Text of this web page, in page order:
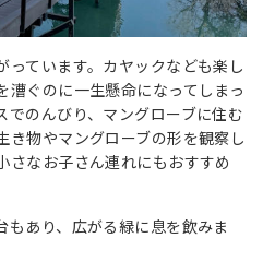
っています。カヤックなども楽し
漕ぐのに一生懸命になってしまっ
でのんびり、マングローブに住む
き物やマングローブの形を観察し
さなお子さん連れにもおすすめ
もあり、広がる緑に息を飲みま